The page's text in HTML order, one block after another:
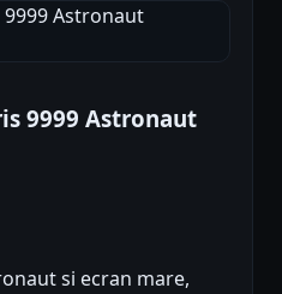
9999 Astronaut
si ecran mare,